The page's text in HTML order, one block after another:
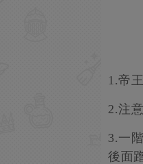
1.帝
2.注
3.一
後面